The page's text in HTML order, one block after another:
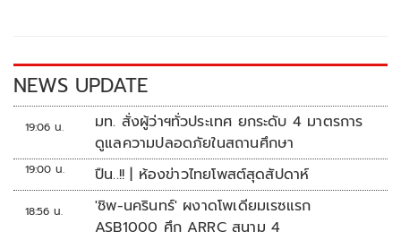
k k
NEWS UPDATE
19:06 น.
มท. สั่งผู้ว่าฯทั่วประเทศ ยกระดับ 4 มาตรการ
ดูแลความปลอดภัยในสถานศึกษา
19:00 น. ปืน..!! | ห้องข่าวไทยโพสต์สุดสัปดาห์
18:56 น.
'ชิพ-นครินทร์' ผงาดโพเดียมเรซแรก
ASB1000 ศึก ARRC สนาม 4